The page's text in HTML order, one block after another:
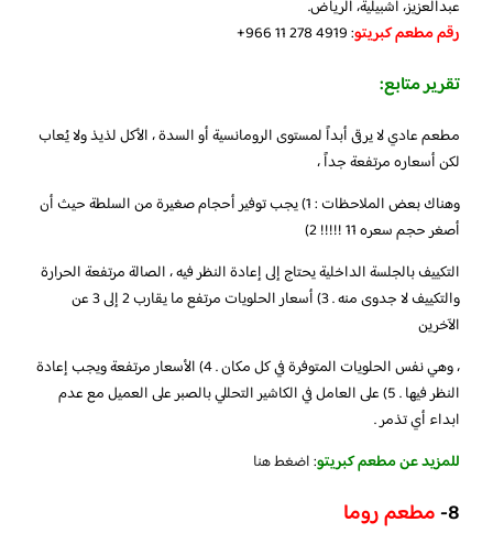
عبدالعزيز، اشبيلية، الرياض.
رقم مطعم كبريتو: ‪+966 11 278 4919‬‏
تقرير متابع:
مطعم عادي لا يرقى أبداً لمستوى الرومانسية أو السدة ، الأكل لذيذ ولا يُعاب
لكن أسعاره مرتفعة جداً ،
وهناك بعض الملاحظات : 1) يجب توفير أحجام صغيرة من السلطة حيث أن
أصغر حجم سعره 11 !!!!! 2)
التكييف بالجلسة الداخلية يحتاج إلى إعادة النظر فيه ، الصالة مرتفعة الحرارة
والتكييف لا جدوى منه . 3) أسعار الحلويات مرتفع ما يقارب 2 إلى 3 عن
الآخرين
، وهي نفس الحلويات المتوفرة في كل مكان . 4) الأسعار مرتفعة ويجب إعادة
النظر فيها . 5) على العامل في الكاشير التحللي بالصبر على العميل مع عدم
ابداء أي تذمر .
للمزيد عن مطعم كبريتو:اضغط هنا
8- مطعم روما